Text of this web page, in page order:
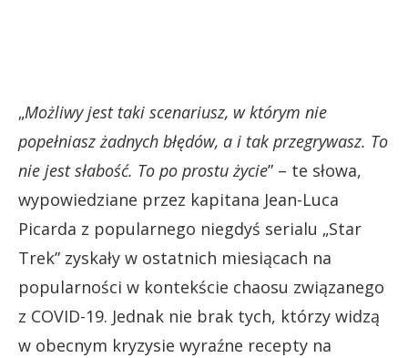
„Możliwy jest taki scenariusz, w którym nie
popełniasz żadnych błędów, a i tak przegrywasz. To
nie jest słabość. To po prostu życie” – te słowa,
wypowiedziane przez kapitana Jean-Luca
Picarda z popularnego niegdyś serialu „Star
Trek” zyskały w ostatnich miesiącach na
popularności w kontekście chaosu związanego
z COVID-19. Jednak nie brak tych, którzy widzą
w obecnym kryzysie wyraźne recepty na